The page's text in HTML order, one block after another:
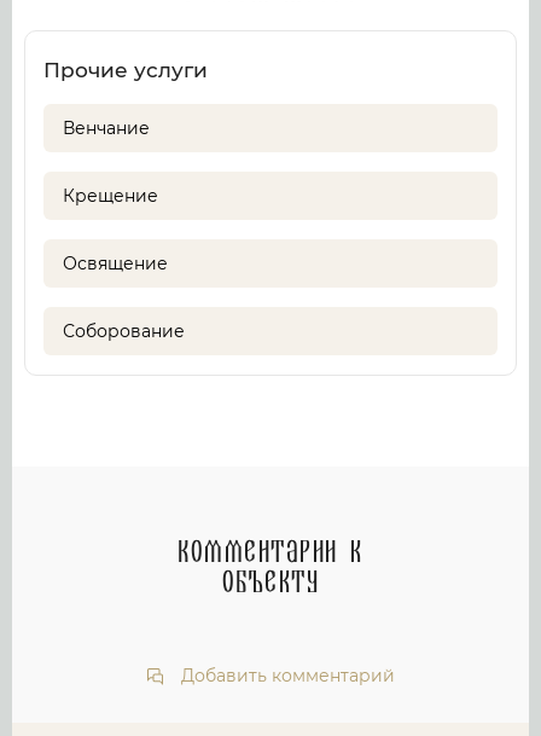
Прочие услуги
Венчание
Крещение
Освящение
Соборование
Комментарии к
объекту
Добавить комментарий